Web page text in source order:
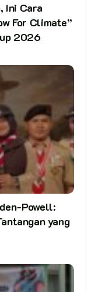
Ini Cara
For Climate”
2026
Powell:
yang